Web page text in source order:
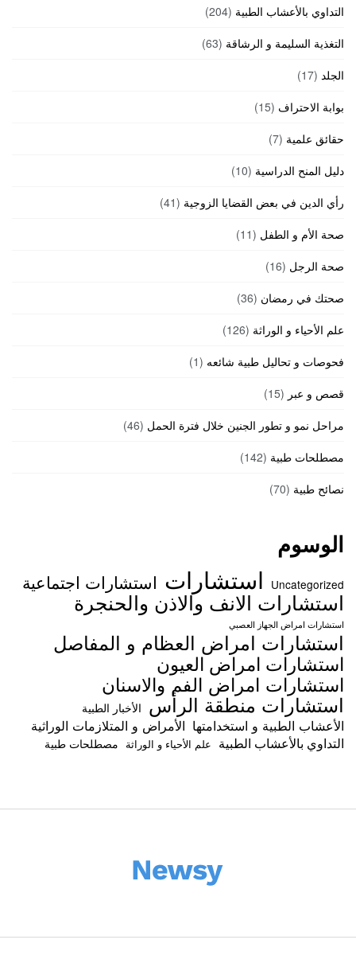
التداوي بالأعشاب الطبية (204)
التغذية السليمة و الرشاقة (63)
الجلد (17)
بوابة الاحتراف (15)
حقائق علمية (7)
دليل المنح الدراسية (10)
رأي الدين في بعض القضايا الزوجية (41)
صحة الأم و الطفل (11)
صحة الرجل (16)
صحتك في رمضان (36)
علم الأحياء و الوراثة (126)
فحوصات و تحاليل طبية شائعه (1)
قصص و عبر (15)
مراحل نمو و تطور الجنين خلال فترة الحمل (46)
مصطلحات طبية (142)
نصائح طبية (70)
الوسوم
Uncategorized استشارات استشارات اجتماعية
استشارات الانف والاذن والحنجرة
استشارات امراض الجهاز العصبي
استشارات امراض العظام و المفاصل
استشارات امراض العيون
استشارات امراض الفم والاسنان
استشارات منطقة الرأس الأخبار الطبية
الأعشاب الطبية و استخدامتها الأمراض و المتلازمات الوراثية
التداوي بالأعشاب الطبية علم الأحياء و الوراثة مصطلحات طبية